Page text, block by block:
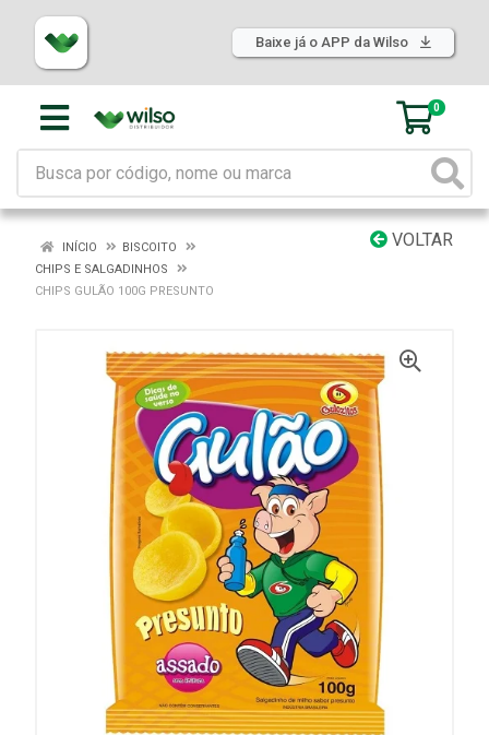
Baixe já o APP da Wilso
0
VOLTAR
INÍCIO
BISCOITO
CHIPS E SALGADINHOS
CHIPS GULÃO 100G PRESUNTO